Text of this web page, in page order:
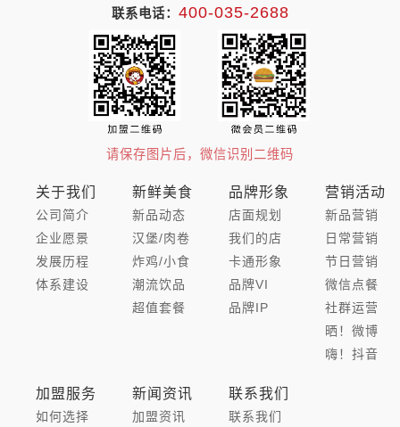
联系电话： 400-035-2688
请保存图片后，微信识别二维码
关于我们
公司简介
企业愿景
发展历程
体系建设
新鲜美食
新品动态
汉堡/肉卷
炸鸡/小食
潮流饮品
超值套餐
品牌形象
店面规划
我们的店
卡通形象
品牌VI
品牌IP
营销活动
新品营销
日常营销
节日营销
微信点餐
社群运营
晒！微博
嗨！抖音
加盟服务
如何选择
新闻资讯
加盟资讯
联系我们
联系我们